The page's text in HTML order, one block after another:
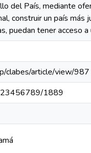
del País, mediante
construir un país
puedan tener acceso
clabes/article/view/987
1889